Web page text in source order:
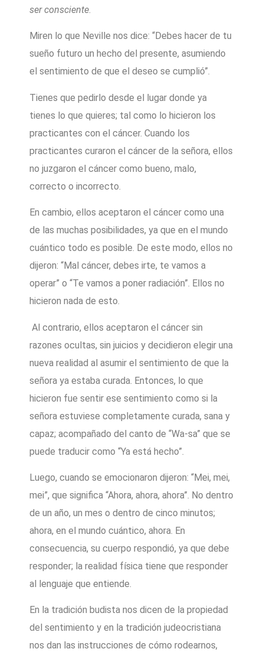
ser consciente.
Miren lo que Neville nos dice: “Debes hacer de tu
sueño futuro un hecho del presente, asumiendo
el sentimiento de que el deseo se cumplió”.
Tienes que pedirlo desde el lugar donde ya
tienes lo que quieres; tal como lo hicieron los
practicantes con el cáncer. Cuando los
practicantes curaron el cáncer de la señora, ellos
no juzgaron el cáncer como bueno, malo,
correcto o incorrecto.
En cambio, ellos aceptaron el cáncer como una
de las muchas posibilidades, ya que en el mundo
cuántico todo es posible. De este modo, ellos no
dijeron: “Mal cáncer, debes irte, te vamos a
operar” o “Te vamos a poner radiación”. Ellos no
hicieron nada de esto.
Al contrario, ellos aceptaron el cáncer sin
razones ocultas, sin juicios y decidieron elegir una
nueva realidad al asumir el sentimiento de que la
señora ya estaba curada. Entonces, lo que
hicieron fue sentir ese sentimiento como si la
señora estuviese completamente curada, sana y
capaz; acompañado del canto de “Wa-sa” que se
puede traducir como “Ya está hecho”.
Luego, cuando se emocionaron dijeron: “Mei, mei,
mei”, que significa “Ahora, ahora, ahora”. No dentro
de un año, un mes o dentro de cinco minutos;
ahora, en el mundo cuántico, ahora. En
consecuencia, su cuerpo respondió, ya que debe
responder; la realidad física tiene que responder
al lenguaje que entiende.
En la tradición budista nos dicen de la propiedad
del sentimiento y en la tradición judeocristiana
nos dan las instrucciones de cómo rodearnos,